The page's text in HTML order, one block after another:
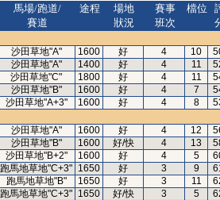
馬場/跑道/
賽道
途程
場地
狀況
賽事
班次
檔位
沙田草地"A" 1600 好 4 10
沙田草地"A" 1400 好 4 11
沙田草地"C" 1800 好 4 11
沙田草地"B" 1600 好 4 7
沙田草地"A+3" 1600 好 4 8
沙田草地"A" 1600 好 4 12
沙田草地"B" 1600 好/快 4 13
沙田草地"B+2" 1600 好 4 5
跑馬地草地"C+3" 1650 好 3 9
跑馬地草地"B" 1650 好 3 11
跑馬地草地"C+3" 1650 好/快 3 5